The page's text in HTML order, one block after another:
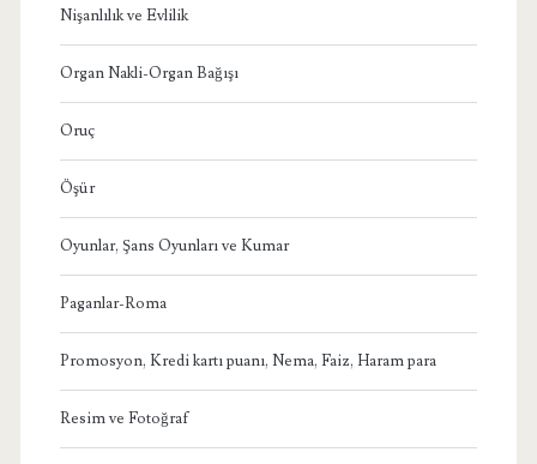
Nişanlılık ve Evlilik
Organ Nakli-Organ Bağışı
Oruç
Öşür
Oyunlar, Şans Oyunları ve Kumar
Paganlar-Roma
Promosyon, Kredi kartı puanı, Nema, Faiz, Haram para
Resim ve Fotoğraf